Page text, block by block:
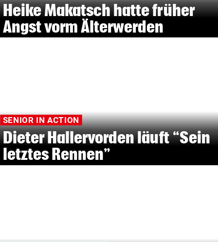
Heike Makatsch hatte früher
Angst vorm Älterwerden
SENIOR IN ACTION
Dieter Hallervorden läuft “Sein
letztes Rennen”